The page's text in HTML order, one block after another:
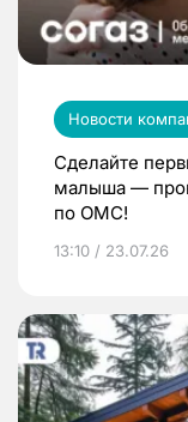
Новости
Сделайте
малыша —
по ОМС!
13:10 / 23.07.26